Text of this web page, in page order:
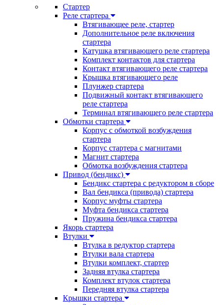
Стартер
Реле стартера
Втягивающее реле, стартер
Дополнительное реле включения
стартера
Катушка втягивающего реле стартера
Комплект контактов для стартера
Контакт втягивающего реле стартера
Крышка втягивающего реле
Плунжер стартера
Подвижный контакт втягивающего
реле стартера
Терминал втягивающего реле стартера
Обмотки стартера
Корпус с обмоткой возбуждения
стартера
Корпус стартера с магнитами
Магнит стартера
Обмотка возбуждения стартера
Привод (бендикс)
Бендикс стартера с редуктором в сборе
Вал бендикса (привода) стартера
Корпус муфты стартера
Муфта бендикса стартера
Пружина бендикса стартера
Якорь стартера
Втулки
Втулка в редуктор стартера
Втулки вала стартера
Втулки комплект, стартер
Задняя втулка стартера
Комплект втулок стартера
Передняя втулка стартера
Крышки стартера